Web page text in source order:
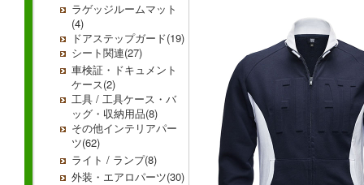
ラゲッジルームマット
(4)
ドアステップガード(19)
シート関連(27)
車検証・ドキュメント
ケース(2)
工具 / 工具ケース・バ
ッグ・収納用品(8)
その他インテリアパー
ツ(62)
ライト / ランプ(8)
外装・エアロパーツ(30)